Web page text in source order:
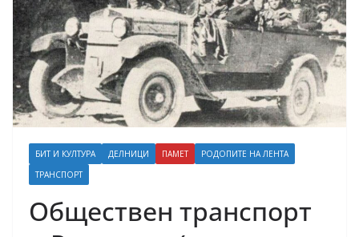
БИТ И КУЛТУРА ДЕЛНИЦИ ПАМЕТ
РОДОПИТЕ НА ЛЕНТА
ТРАНСПОРТ
Обществен транспорт